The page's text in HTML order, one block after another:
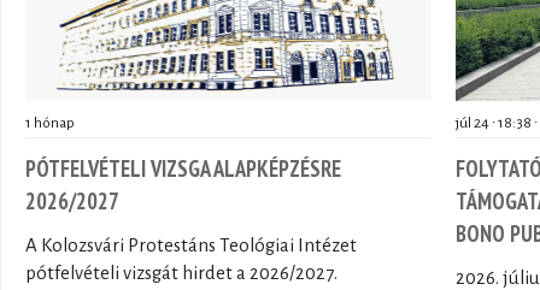
1 hónap
PÓTFELVÉTELI VIZSGA ALAPKÉPZÉSRE
2026/2027
A Kolozsvári Protestáns Teológiai Intézet
pótfelvételi vizsgát hirdet a 2026/2027.
júl 24 ∙ 18:38 ∙
BONO
2026.